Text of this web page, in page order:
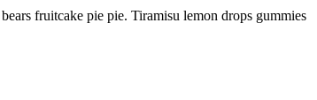
fruitcake pie pie. Tiramisu lemon drops gummies